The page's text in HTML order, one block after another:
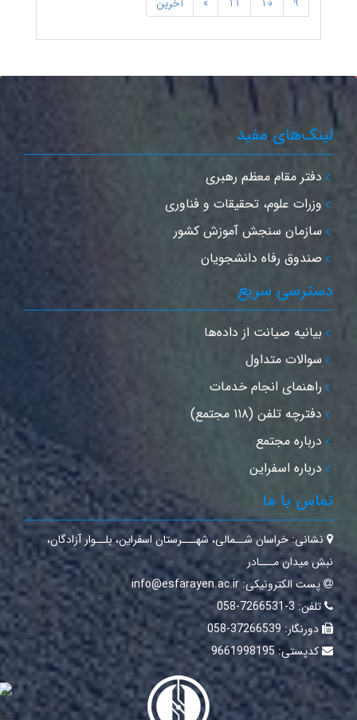
مفید
دفتر مقام معظم رهبری
وزرات علوم، تحقیقات و فناوری
سازمان سنجش آموزش کشور
صندوق رفاه دانشجویان
سریع
بیانیه صیانت از داده‌ها
سوالات متداول
راهنمای انجام خدمات
دفترچه تلفن (۱۱۸ مجتمع)
درباره مجتمع
درباره اسفراین
با ما
نشانی:خراسان شــمالی‌، شهـــرستان اسفراین‌، بلــوار آزادگان،
میدان مـــادر
پست الکترونیکی:info@esfarayen.ac.ir
تلفن:3-7266531-058
دورنگار:37266539-058
کدپستی:9661998195